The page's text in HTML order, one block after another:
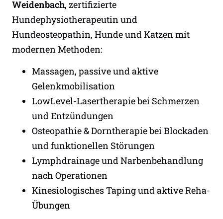
Weidenbach, zertifizierte
Hundephysiotherapeutin und
Hundeosteopathin, Hunde und Katzen mit
modernen Methoden:
Massagen, passive und aktive
Gelenkmobilisation
LowLevel-Lasertherapie bei Schmerzen
und Entzündungen
Osteopathie & Dorntherapie bei Blockaden
und funktionellen Störungen
Lymphdrainage und Narbenbehandlung
nach Operationen
Kinesiologisches Taping und aktive Reha-
Übungen